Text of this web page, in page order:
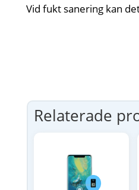
Vid fukt sanering kan
Relaterade